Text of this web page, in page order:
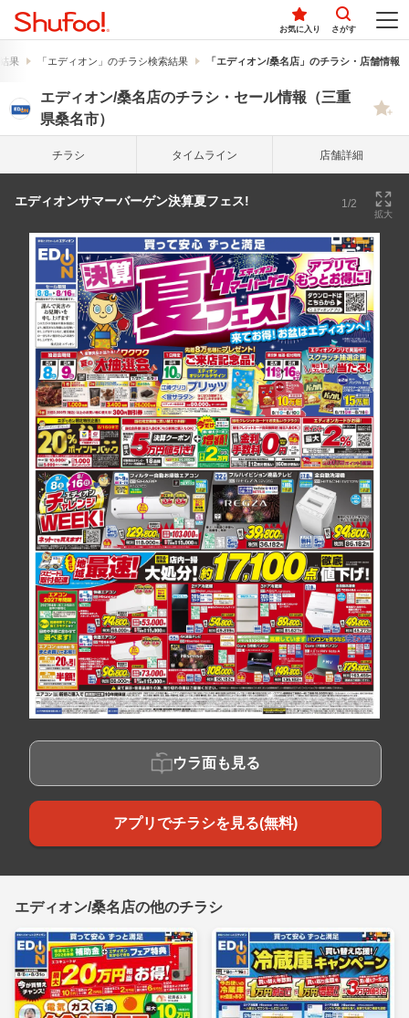
お気に入り さがす
果 「エディオン」のチラシ検索結果 「エディオン/桑名店」のチラシ・店舗情報
エディオン/桑名店のチラシ・セール情報（三重
県桑名市）
チラシ タイム ライン 店舗詳細
エディオンサマーバーゲン決算夏フェス! 1/2
拡大
ウラ面も見る
アプリでチラシを見る(無料)
エディオン/桑名店の他のチラシ